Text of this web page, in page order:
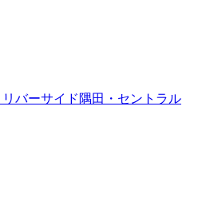
リバーサイド隅田・セントラル